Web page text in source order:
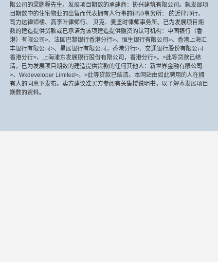
限公司的梁鹏程先生。发展项目期数的承建商：协兴建筑有限公司。就发展项
目期数中的住宅物业的出售而代表拥有人行事的律师事务所： 的近律师行、
司力达律师楼、高李叶律师行、 贝克．麦坚时律师事务所。已为发展项目期
数的建造提供贷款或已承诺为该项建造提供融资的认可机构：中国银行（香
港）有限公司>、法国巴黎银行香港分行>、恒生银行有限公司>、香港上海汇
丰银行有限公司>、星展银行有限公司，香港分行>、交通银行股份有限公司
香港分行>、上海浦东发展银行股份有限公司，香港分行>。>此等贷款已结
清。已为发展项目期数的建造提供贷款的任何其他人：新世界金融有限公司
>、Wkdeveloper Limited>。>此等贷款已结清。本网站由如此聘用的人在拥
有人的同意下发布。卖方建议准买方参阅有关售楼说明书，以了解本发展项目
期数的资料。